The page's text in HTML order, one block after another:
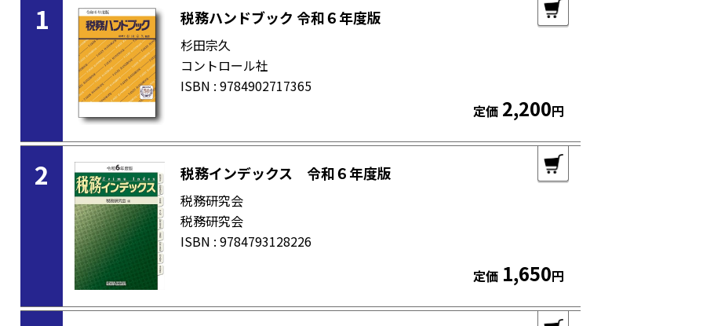
1 税務ハンドブック 令和６年度版
杉田宗久
コントロール社
ISBN : 9784902717365
定価 2,200円
2 税務インデックス 令和６年度版
税務研究会
税務研究会
ISBN : 9784793128226
定価 1,650円